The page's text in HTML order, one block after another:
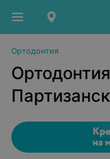
Ортодонтия